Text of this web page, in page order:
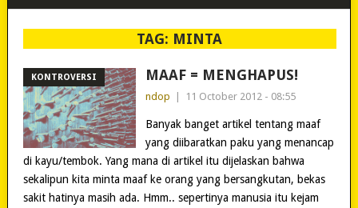
TAG: MINTA
KONTROVERSI MAAF = MENGHAPUS!
ndop 11 October 2012 - 08:55
Banyak banget artikel tentang maaf
yang diibaratkan paku yang menancap
di kayu/tembok. Yang mana di artikel itu dijelaskan bahwa
sekalipun kita minta maaf ke orang yang bersangkutan, bekas
sakit hatinya masih ada. Hmm.. sepertinya manusia itu kejam